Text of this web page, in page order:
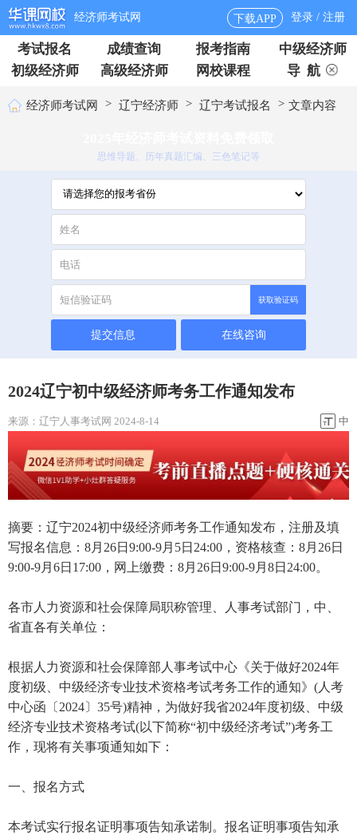
经济师考试网 下载APP 登录 / 注册
考试报名 成绩查询 报考指南
中级经济师
初级经济师
高级经济师 网校课程 导 航
经济师考试网 > 辽宁经济师 > 辽宁考试报名 > 文章内容
思维导题、历年真题汇编、三色笔记等
获取验证码
提交信息 在线咨询
2024辽宁初中级经济师考务工作通知发布
来源： 辽宁人事考试网 2024-8-14 中
摘要：辽宁2024初中级经济师考务工作通知发布，注册及填
写报名信息：8月26日9:00-9月5日24:00，资格核查：8月26日
9:00-9月6日17:00，网上缴费：8月26日9:00-9月8日24:00。
各市人力资源和社会保障局职称管理、人事考试部门，中、
省直各有关单位：
根据人力资源和社会保障部人事考试中心《关于做好2024年
度初级、中级经济专业技术资格考试考务工作的通知》(人考
中心函〔2024〕35号)精神，为做好我省2024年度初级、中级
经济专业技术资格考试(以下简称“初中级经济考试”)考务工
作，现将有关事项通知如下：
一、报名方式
本考试实行报名证明事项告知承诺制。报名证明事项告知承